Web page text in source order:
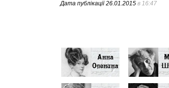
Дата публікації26.01.2015 в 16:47